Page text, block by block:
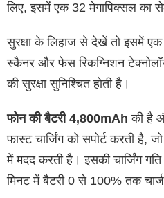
लिए, इसमें एक 32 मेगापिक्सल का
सुरक्षा के लिहाज से देखें तो इसमें एक
स्कैनर और फेस रिकग्निशन
की सुरक्षा सुनिश्चित होती है।
फोन की बैटरी 4,800mAh की है
फास्ट चार्जिंग को सपोर्ट करती है,
में मदद करती है। इसकी चार्जिंग
मिनट में बैटरी 0 से 100% तक चार्ज